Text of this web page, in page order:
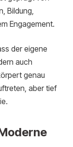
Bildung,
Engagement.
der eigene
auch
genau
aber tief